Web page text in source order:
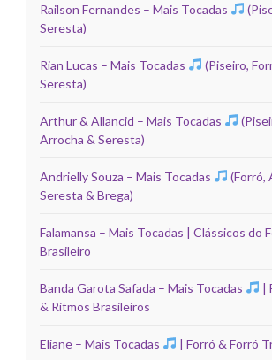
Railson Fernandes – Mais Tocadas
Seresta)
Rian Lucas – Mais Tocadas
(Piseiro,
Seresta)
Arthur & Allancid – Mais Tocadas
Arrocha & Seresta)
Andrielly Souza – Mais Tocadas
(Forró,
Seresta & Brega)
Falamansa – Mais Tocadas | Clássicos do
Brasileiro
Banda Garota Safada – Mais Tocadas
|
& Ritmos Brasileiros
Eliane – Mais Tocadas | Forró & Forró